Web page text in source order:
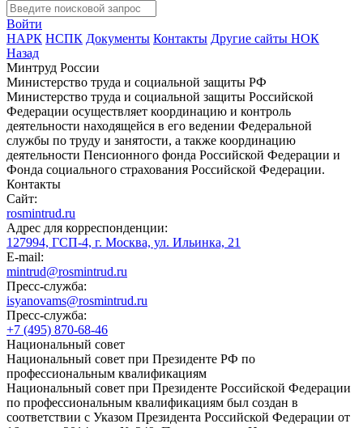
Войти
НАРК НСПК Документы Контакты Другие сайты НОК
Назад
Минтруд России
Министерство труда и социальной защиты РФ
Министерство труда и социальной защиты Российской
Федерации осуществляет координацию и контроль
деятельности находящейся в его ведении Федеральной
службы по труду и занятости, а также координацию
деятельности Пенсионного фонда Российской Федерации и
Фонда социального страхования Российской Федерации.
Контакты
Сайт:
rosmintrud.ru
Адрес для корреспонденции:
127994, ГСП-4, г. Москва, ул. Ильинка, 21
E-mail:
mintrud@rosmintrud.ru
Пресс-служба:
isyanovams@rosmintrud.ru
Пресс-служба:
+7 (495) 870-68-46
Национальный совет
Национальный совет при Президенте РФ по
профессиональным квалификациям
Национальный совет при Президенте Российской Федерации
по профессиональным квалификациям был создан в
соответствии с Указом Президента Российской Федерации от